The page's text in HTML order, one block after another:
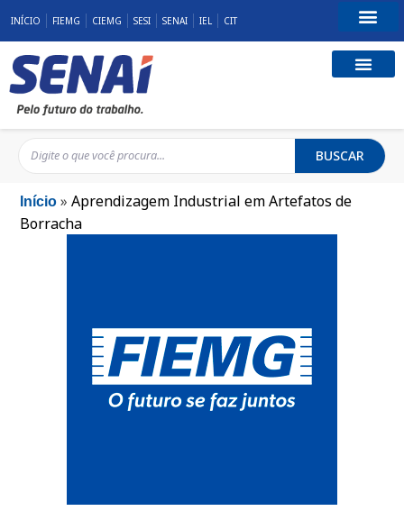
INÍCIO FIEMG CIEMG SESI SENAI IEL CIT
BUSCAR
Início »Aprendizagem Industrial em Artefatos de
Borracha